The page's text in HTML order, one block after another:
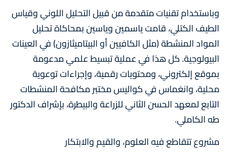
وباستخدام تقنيات متقدمة من قبيل التحليل اللوني وقياس
الطيف الكتلي، قامت ياسمين وياسين بمحاكاة تحليل
المواد المنشطة (مثل الكافيين أو البيتاميثازون) في العينات
البيولوجية. كل هذا في عملية تبسيط علمي مدعومة
بموقع إلكتروني، ومحتويات رقمية، وإجراءات توعوية
محلية، وانغماس في كواليس مختبر مكافحة المنشطات
التابع لمعهد الحسن الثاني للزراعة والبيطرة، بإشراف الدكتور
طه الكاملي.
مشروع تتقاطع فيه العلوم، والقيم والابتكار